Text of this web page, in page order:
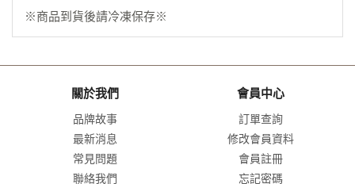
※商品到貨後請冷凍保存※
關於我們
品牌故事
最新消息
常見問題
聯絡我們
會員中心
訂單查詢
修改會員資料
會員註冊
忘記密碼